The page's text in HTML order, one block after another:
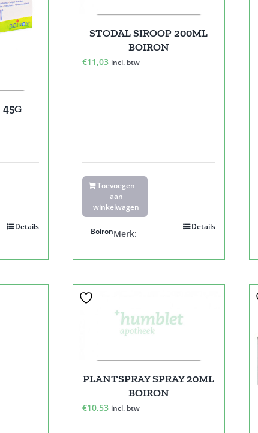
Details
STODAL SIROOP 200ML
BOIRON
€11,03 incl. btw
Toevoegen
aan
winkelwagen
Details
Merk:
Boiron
PLANTSPRAY SPRAY 20ML
BOIRON
€10,53 incl. btw